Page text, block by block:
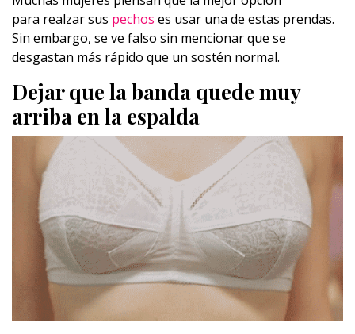
para realzar sus pechos es usar una de estas prendas.
Sin embargo, se ve falso sin mencionar que se
desgastan más rápido que un sostén normal.
Dejar que la banda quede muy
arriba en la espalda